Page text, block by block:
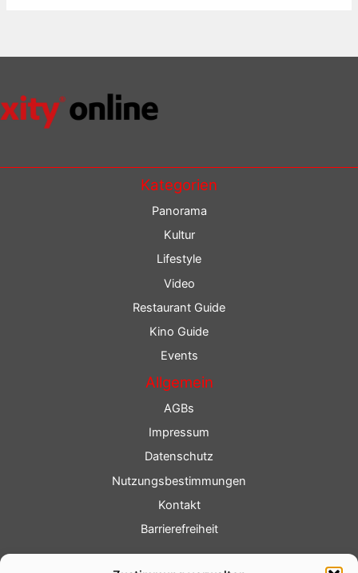
Kategorien
Panorama
Kultur
Lifestyle
Video
Restaurant Guide
Kino Guide
Events
Allgemein
AGBs
Impressum
Datenschutz
Nutzungsbestimmungen
Kontakt
Barrierefreiheit